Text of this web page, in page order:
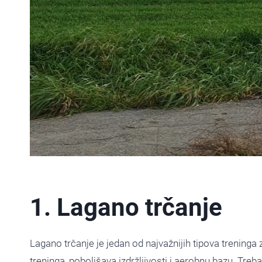
1. Lagano trčanje
Lagano trčanje je jedan od najvažnijih tipova